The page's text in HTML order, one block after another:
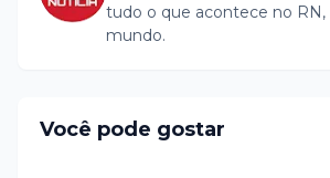
tudo o que acontece no RN,
mundo.
Você pode gostar